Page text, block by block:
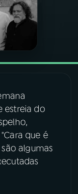
estreia do
que é
algumas